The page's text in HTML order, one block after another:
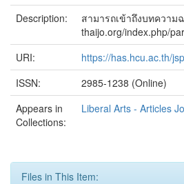
Description:
สามารถเข้าถึงบทความ
thaijo.org/index.php/
URI:
https://has.hcu.ac.th/
ISSN:
2985-1238 (Online)
Appears in
Collections:
Liberal Arts - Articles
Files in This Item: